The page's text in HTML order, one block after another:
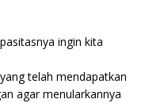
ingin kita
telah mendapatkan
agar menularkannya